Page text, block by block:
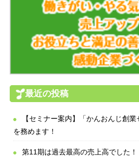
最近の投稿
【セミナー案内】「かんおんじ創
を務めます！
第11期は過去最高の売上高でした！